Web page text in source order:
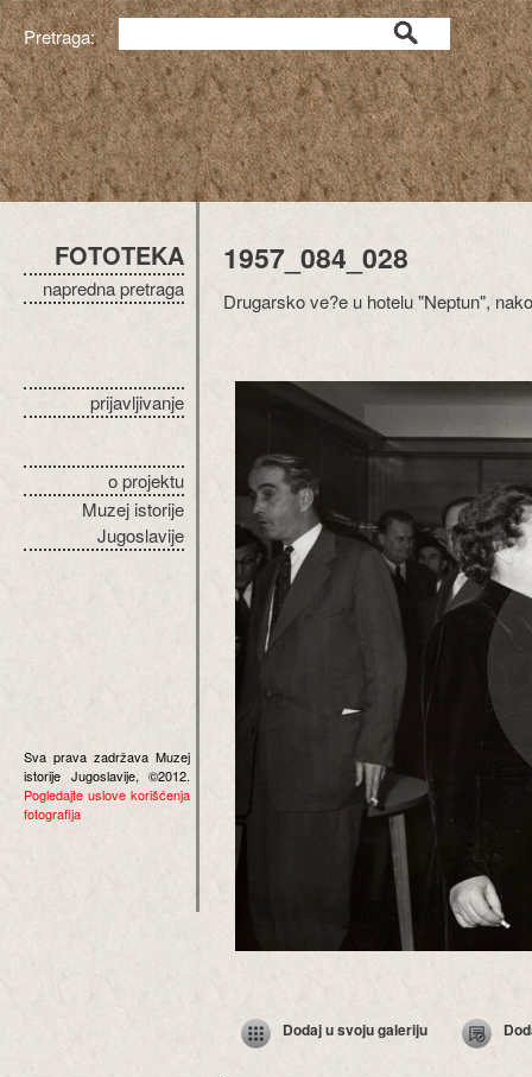
Pretraga:
FOTOTEKA
napredna pretraga
prijavljivanje
o projektu
Muzej istorije
Jugoslavije
Sva prava zadržava Muzej
istorije Jugoslavije, ©2012.
Pogledajte uslove korišćenja
fotografija
1957_084_028
Drugarsko ve?e u hotelu "Neptun",
Dodaj u svoju galeriju